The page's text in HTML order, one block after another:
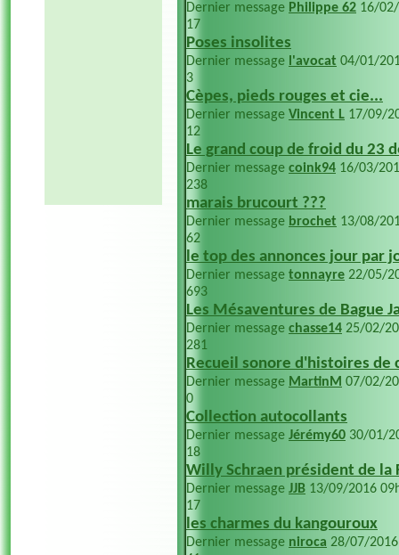
Dernier message Philippe 62 16/
17
Poses insolites
Dernier message l'avocat 04/01/
3
Cèpes, pieds rouges et cie...
Dernier message Vincent L 17/09/
12
Le grand coup de froid du 23
Dernier message coink94 16/03/
238
marais brucourt ???
Dernier message brochet 13/08/
62
le top des annonces jour par
Dernier message tonnayre 22/05/
693
Les Mésaventures de Bague
Dernier message chasse14 25/02/
281
Recueil sonore d'histoires de
Dernier message MartinM 07/02/
0
Collection autocollants
Dernier message Jérémy60 30/01/
18
Willy Schraen président de la
Dernier message JJB 13/09/2016
17
les charmes du kangouroux
Dernier message niroca 28/07/